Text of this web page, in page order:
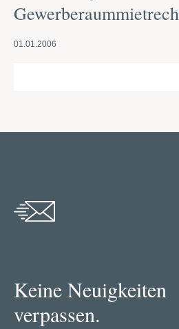
01.01.2006
Keine Neuigkeiten
verpassen.